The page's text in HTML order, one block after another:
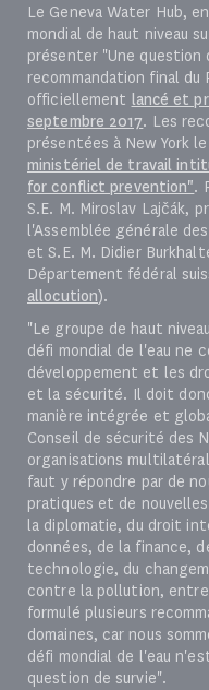
Le Geneva Water Hub,
mondial de haut niveau
présenter "Une question
recommandation final
officiellement lancé et
septembre 2017. Les
présentées à New York
ministériel de travail
for conflict prevention".
S.E. M. Miroslav Lajčák,
l'Assemblée générale
et S.E. M. Didier
Département fédéral
allocution).
"Le groupe de haut
défi mondial de l'eau ne
développement et les
et la sécurité. Il doit
manière intégrée et
Conseil de sécurité des
organisations
faut y répondre par de
pratiques et de
la diplomatie, du droit
données, de la finance,
technologie, du
contre la pollution,
formulé plusieurs
domaines, car nous
défi mondial de l'eau
question de survie".